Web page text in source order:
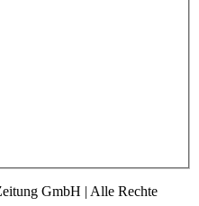
GmbH | Alle Rechte